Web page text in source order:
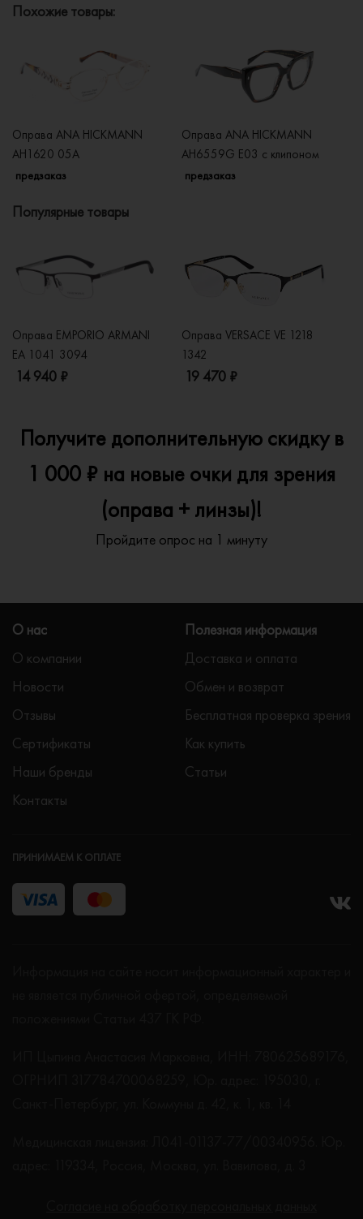
Похожие товары:
Оправа ANA HICKMANN
AH1620 05A
предзаказ
Оправа ANA HICKMANN
AH6559G E03 с клипоном
предзаказ
Популярные товары
Оправа EMPORIO ARMANI
EA 1041 3094
14 940 ₽
Оправа VERSACE VE 1218
1342
19 470 ₽
Получите дополнительную скидку в
1 000 ₽ на новые очки для зрения
(оправа + линзы)!
Пройдите опрос на 1 минуту
О нас
О компании
Новости
Отзывы
Сертификаты
Наши бренды
Контакты
Полезная информация
Доставка и оплата
Обмен и возврат
Бесплатная проверка зрения
Как купить
Статьи
ПРИНИМАЕМ К ОПЛАТЕ